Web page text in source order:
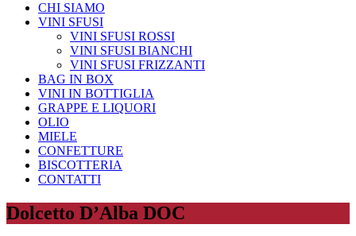
CHI SIAMO
VINI SFUSI
VINI SFUSI ROSSI
VINI SFUSI BIANCHI
VINI SFUSI FRIZZANTI
BAG IN BOX
VINI IN BOTTIGLIA
GRAPPE E LIQUORI
OLIO
MIELE
CONFETTURE
BISCOTTERIA
CONTATTI
Dolcetto D’Alba DOC